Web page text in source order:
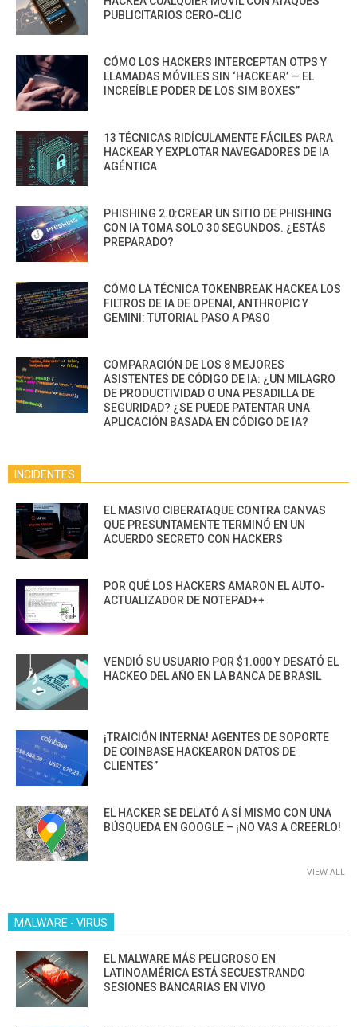
PUBLICITARIOS CERO-CLIC
CÓMO LOS HACKERS INTERCEPTAN OTPS Y
LLAMADAS MÓVILES SIN ‘HACKEAR’ — EL
INCREÍBLE PODER DE LOS SIM BOXES”
13 TÉCNICAS RIDÍCULAMENTE FÁCILES PARA
HACKEAR Y EXPLOTAR NAVEGADORES DE IA
AGÉNTICA
PHISHING 2.0:CREAR UN SITIO DE PHISHING
CON IA TOMA SOLO 30 SEGUNDOS. ¿ESTÁS
PREPARADO?
CÓMO LA TÉCNICA TOKENBREAK HACKEA LOS
FILTROS DE IA DE OPENAI, ANTHROPIC Y
GEMINI: TUTORIAL PASO A PASO
COMPARACIÓN DE LOS 8 MEJORES
ASISTENTES DE CÓDIGO DE IA: ¿UN MILAGRO
DE PRODUCTIVIDAD O UNA PESADILLA DE
SEGURIDAD? ¿SE PUEDE PATENTAR UNA
APLICACIÓN BASADA EN CÓDIGO DE IA?
INCIDENTES
EL MASIVO CIBERATAQUE CONTRA CANVAS
QUE PRESUNTAMENTE TERMINÓ EN UN
ACUERDO SECRETO CON HACKERS
POR QUÉ LOS HACKERS AMARON EL AUTO-
ACTUALIZADOR DE NOTEPAD++
VENDIÓ SU USUARIO POR $1.000 Y DESATÓ EL
HACKEO DEL AÑO EN LA BANCA DE BRASIL
¡TRAICIÓN INTERNA! AGENTES DE SOPORTE
DE COINBASE HACKEARON DATOS DE
CLIENTES”
EL HACKER SE DELATÓ A SÍ MISMO CON UNA
BÚSQUEDA EN GOOGLE – ¡NO VAS A CREERLO!
VIEW ALL
MALWARE - VIRUS
EL MALWARE MÁS PELIGROSO EN
LATINOAMÉRICA ESTÁ SECUESTRANDO
SESIONES BANCARIAS EN VIVO